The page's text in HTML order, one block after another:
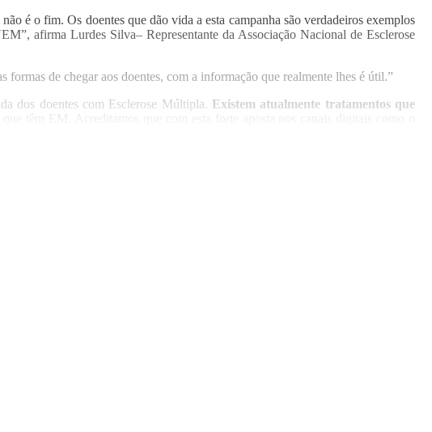
é o fim. Os doentes que dão vida a esta campanha são verdadeiros exemplos
afirma Lurdes Silva– Representante da Associação Nacional de Esclerose
de chegar aos doentes, com a informação que realmente lhes é útil.”
dos doentes com Esclerose Múltipla. Existem atualmente tratamentos que
têm EM. Acreditamos que com esta forte aposta nos canais digitais como o